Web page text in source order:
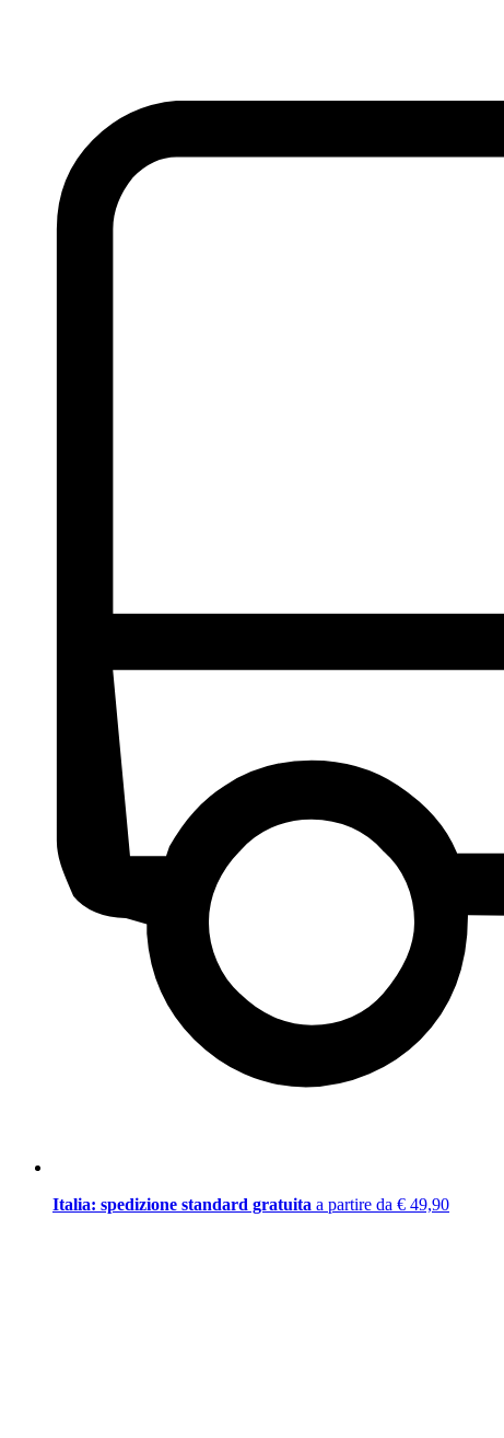
Italia: spedizione standard gratuita a partire da € 49,90